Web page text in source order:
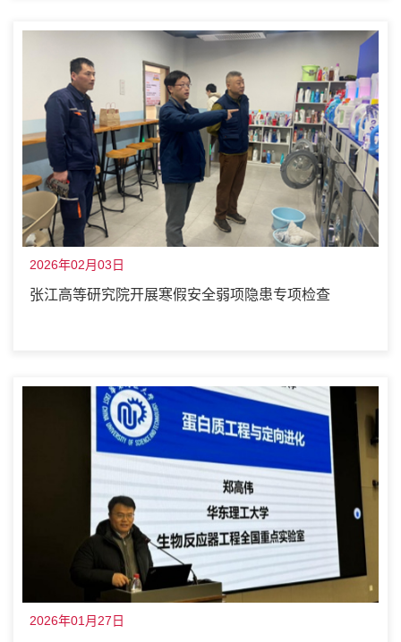
2026年02月03日
张江高等研究院开展寒假安全弱项隐患专项检查
2026年01月27日